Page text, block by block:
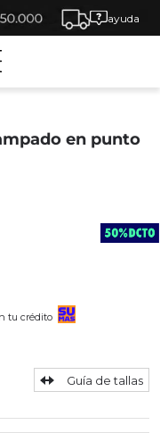
ayuda
en punto
tu crédito
Guía de tallas